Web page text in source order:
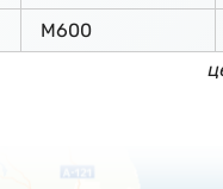
М600